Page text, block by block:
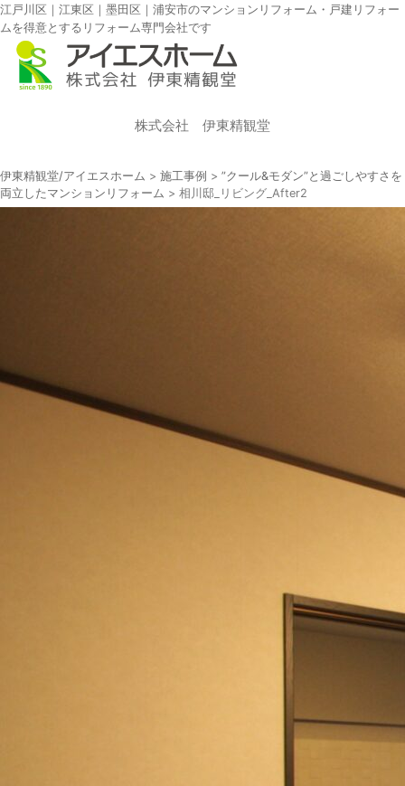
江戸川区｜江東区｜墨田区｜浦安市のマンションリフォーム・戸建リフォー
ムを得意とするリフォーム専門会社です
株式会社 伊東精観堂
伊東精観堂/アイエスホーム > 施工事例 > ”クール&モダン”と過ごしやすさを
両立したマンションリフォーム > 相川邸_リビング_After2